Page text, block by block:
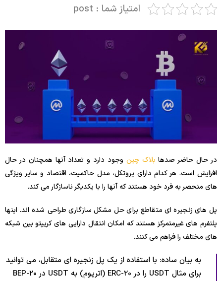
امتیاز شما : post
در حال حاضر صدها بلاک چین وجود دارد و تعداد آنها همچنان در حال
افزایش است. هر کدام دارای پروتکل، مدل حاکمیت، اقتصاد و سایر ویژگی
های منحصر به فرد خود هستند که آنها را با یکدیگر ناسازگار می کند.
پل های زنجیره ای متقاطع برای حل مشکل سازگاری طراحی شده اند. اینها
پلتفرم های غیرمتمرکز هستند که امکان انتقال دارایی های کریپتو بین شبکه
های مختلف را فراهم می کنند.
به بیان ساده: با استفاده از یک پل زنجیره ای متقابل، می توانید
برای مثال USDT را در ERC-20 (اتریوم) به USDT در BEP-20